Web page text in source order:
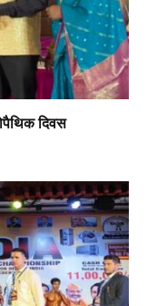
दिवस